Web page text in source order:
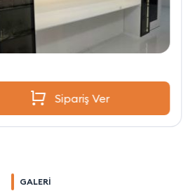
Sipariş Ver
GALERİ